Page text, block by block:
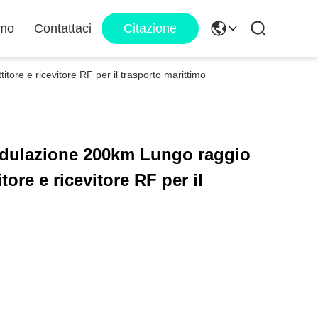
Contattaci Citazione
e ricevitore RF per il trasporto marittimo
200km Lungo raggio
e ricevitore RF per il